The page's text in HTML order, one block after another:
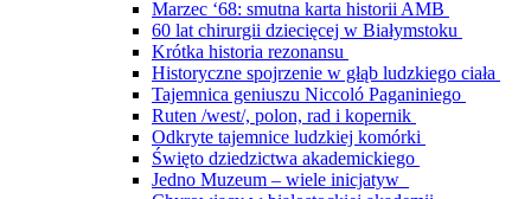
Marzec ‘68: smutna karta historii AMB
60 lat chirurgii dziecięcej w Białymstoku
Krótka historia rezonansu
Historyczne spojrzenie w głąb ludzkiego ciała
Tajemnica geniuszu Niccoló Paganiniego
Ruten /west/, polon, rad i kopernik
Odkryte tajemnice ludzkiej komórki
Święto dziedzictwa akademickiego
Jedno Muzeum – wiele inicjatyw